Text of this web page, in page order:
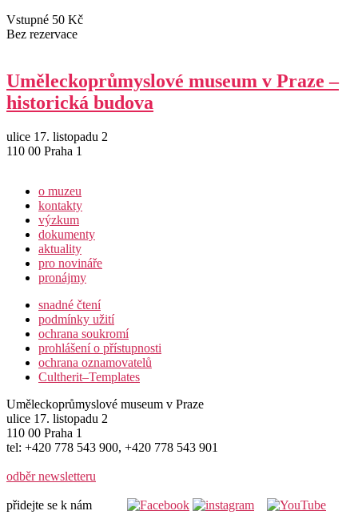
Vstupné 50 Kč
Bez rezervace
Uměleckoprůmyslové museum v Praze –
historická budova
ulice 17. listopadu 2
110 00 Praha 1
o muzeu
kontakty
výzkum
dokumenty
aktuality
pro novináře
pronájmy
snadné čtení
podmínky užití
ochrana soukromí
prohlášení o přístupnosti
ochrana oznamovatelů
Cultherit–Templates
Uměleckoprůmyslové museum v Praze
ulice 17. listopadu 2
110 00 Praha 1
tel: +420 778 543 900, +420 778 543 901
odběr newsletteru
přidejte se k nám